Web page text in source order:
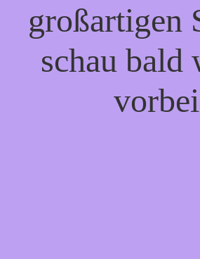
großartigen
schau bald